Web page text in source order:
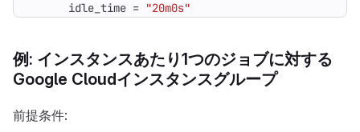
idle_time = "20m0s"
例: インスタンスあたり1つのジョブに対する
Google Cloudインスタンスグループ
前提条件: